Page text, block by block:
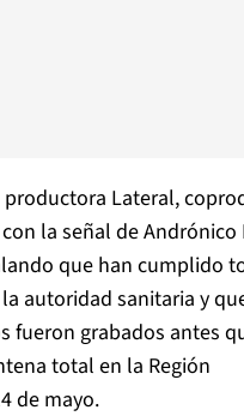
Lateral,
la señal de Andrónico
que han cumplido
autoridad sanitaria y
fueron grabados antes
total en la Región
de mayo.